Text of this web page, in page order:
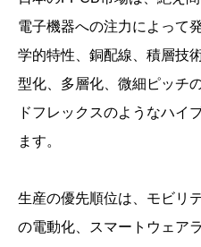
電子機器への注力によって
学的特性、銅配線、積層技
型化、多層化、微細ピッチ
ドフレックスのようなハイ
ます。
生産の優先順位は、モビリ
の電動化、スマートウェア